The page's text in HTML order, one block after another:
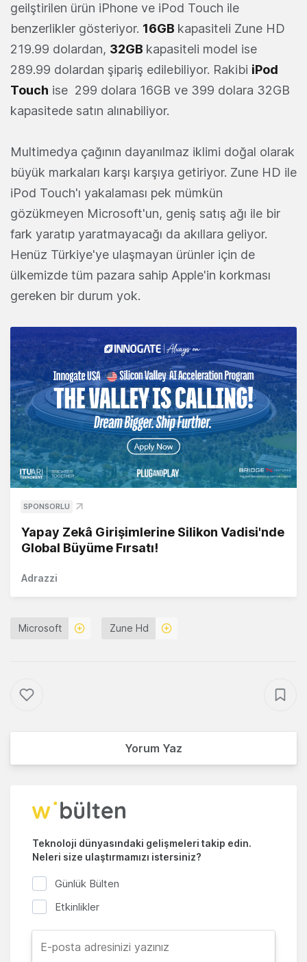
geilştirilen ürün iPhone ve iPod Touch ile
benzerlikler gösteriyor. 16GB kapasiteli Zune HD
219.99 dolardan, 32GB kapasiteli model ise
289.99 dolardan şipariş edilebiliyor. Rakibi iPod
Touch ise 299 dolara 16GB ve 399 dolara 32GB
kapasitede satın alınabiliyor.
Multimedya çağının dayanılmaz iklimi doğal olarak
büyük markaları karşı karşıya getiriyor. Zune HD ile
iPod Touch'ı yakalaması pek mümkün
gözükmeyen Microsoft'un, geniş satış ağı ile bir
fark yaratıp yaratmayacağı da akıllara geliyor.
Henüz Türkiye'ye ulaşmayan ürünler için de
ülkemizde tüm pazara sahip Apple'in korkması
gereken bir durum yok.
SPONSORLU
Yapay Zekâ Girişimlerine Silikon Vadisi'nde
Global Büyüme Fırsatı!
Adrazzi
Microsoft Zune Hd
Yorum Yaz
Teknoloji dünyasındaki gelişmeleri takip edin.
Neleri size ulaştırmamızı istersiniz?
Günlük Bülten
Etkinlikler